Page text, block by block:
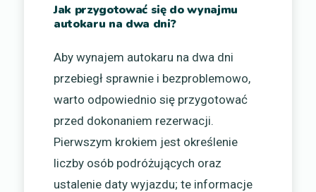
Jak przygotować się do wynajmu
autokaru na dwa dni?
Aby wynajem autokaru na dwa dni
przebiegł sprawnie i bezproblemowo,
warto odpowiednio się przygotować
przed dokonaniem rezerwacji.
Pierwszym krokiem jest określenie
liczby osób podróżujących oraz
ustalenie daty wyjazdu; te informacje